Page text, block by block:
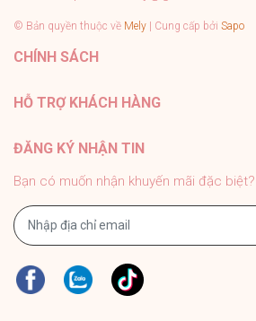
© Bản quyền thuộc về Mely | Cung cấp bởi Sapo
CHÍNH SÁCH
HỖ TRỢ KHÁCH HÀNG
ĐĂNG KÝ NHẬN TIN
Bạn có muốn nhận khuyến mãi đặc